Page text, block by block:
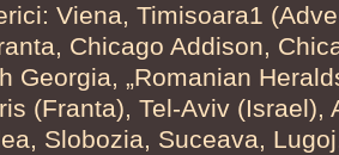
Viena, Timisoara1
Chicago Addison,
Georgia, „Romanian
(Franta), Tel-Aviv (Israel),
Slobozia, Suceava,